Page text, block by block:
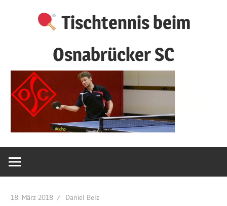
Tischtennis beim
Osnabrücker SC
18. März 2018 Daniel Belz